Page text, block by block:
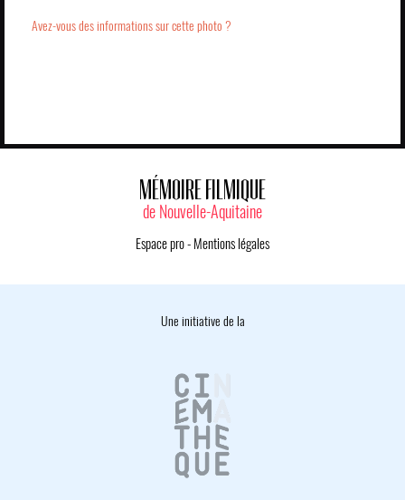
Avez-vous des informations sur cette photo ?
MÉMOIRE FILMIQUE
de Nouvelle-Aquitaine
Espace pro- Mentions légales
Une initiative de la